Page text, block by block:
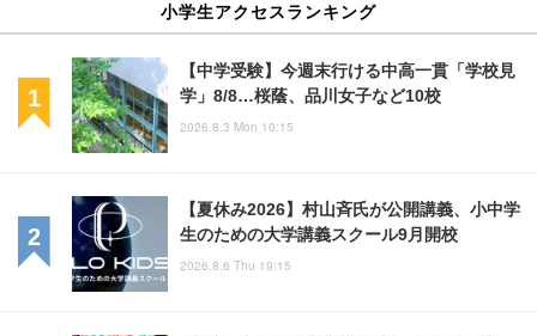
小学生アクセスランキング
【中学受験】今週末行ける中高一貫「学校見
学」8/8…桜蔭、品川女子など10校
2026.8.3 Mon 10:15
【夏休み2026】村山斉氏が公開講義、小中学
生のための大学講義スクール9月開校
2026.8.6 Thu 19:15